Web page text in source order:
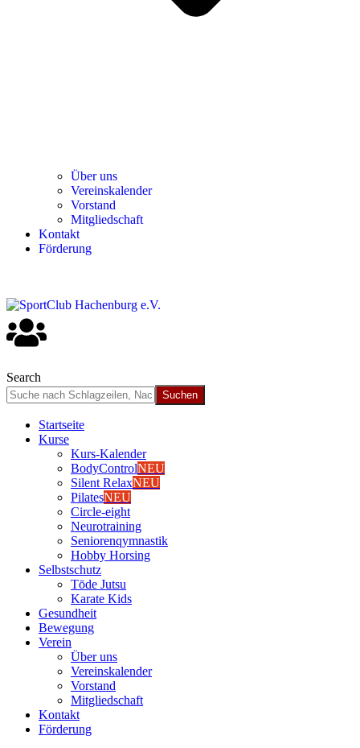
Über uns
Ver­einska­len­der
Vor­stand
Mit­glied­schaft
Kon­takt
För­de­rung
Search
Start­sei­te
Kur­se
Kurs-Kalen­­der
Body­Con­trolNEU
Silent RelaxNEU
Pila­tesNEU
Cir­cle-eight
Neu­ro­trai­ning
Senio­ren­qym­nas­tik
Hob­by Hor­sing
Selbst­schutz
Tōde Jutsu
Kara­te Kids
Gesund­heit
Bewe­gung
Ver­ein
Über uns
Ver­einska­len­der
Vor­stand
Mit­glied­schaft
Kon­takt
För­de­rung